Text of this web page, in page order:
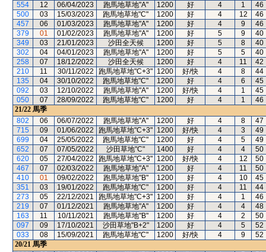
554
12 06/04/2023 跑馬地草地"A" 1200 好 4 1
46
500
03 15/03/2023 跑馬地草地"C" 1200 好 4 12
46
457
06 01/03/2023 跑馬地草地"A" 1200 好 4 9
46
379
01 01/02/2023 跑馬地草地"A" 1200 好 5 9
40
349
03 21/01/2023 沙田全天候 1200 好 5 8
40
302
04 04/01/2023 跑馬地草地"A" 1200 好 5 5
40
258
07 18/12/2022 沙田全天候 1200 好 4 11
42
210
11 30/11/2022 跑馬地草地"C+3" 1200 好/快 4 8
44
135
04 30/10/2022 跑馬地草地"C" 1200 好 4 6
45
092
03 12/10/2022 跑馬地草地"A" 1200 好/快 4 1
45
050
07 28/09/2022 跑馬地草地"C" 1200 好 4 1
46
21/22 馬季
802
06 06/07/2022 跑馬地草地"A" 1200 好 4 8
47
715
09 01/06/2022 跑馬地草地"C+3" 1200 好/快 4 3
49
699
04 25/05/2022 跑馬地草地"C" 1200 好 4 5
49
652
07 07/05/2022 沙田草地"C" 1400 好 4 4
50
620
05 27/04/2022 跑馬地草地"C+3" 1200 好/快 4 12
50
467
07 02/03/2022 跑馬地草地"A" 1200 好 4 11
50
410
01 09/02/2022 跑馬地草地"B" 1200 好 4 10
45
351
03 19/01/2022 跑馬地草地"C" 1200 好 4 11
44
273
05 22/12/2021 跑馬地草地"C+3" 1200 好 4 1
46
219
07 01/12/2021 跑馬地草地"A" 1200 好 4 4
48
163
11 10/11/2021 跑馬地草地"B" 1200 好 4 2
50
097
09 17/10/2021 沙田草地"B+2" 1200 好 4 5
52
033
08 15/09/2021 跑馬地草地"C" 1200 好/快 4 9
52
20/21 馬季